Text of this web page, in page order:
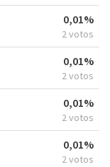
0,01%
2 votos
0,01%
2 votos
0,01%
2 votos
0,01%
2 votos